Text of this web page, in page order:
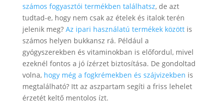
számos fogyasztói termékben találhatsz, de azt
tudtad-e, hogy nem csak az ételek és italok terén
jelenik meg? Az ipari használatú termékek közöttis
számos helyen bukkansz rá. Például a
gyógyszerekben és vitaminokban is előfordul, mivel
ezeknél fontos a jó ízérzet biztosítása. De gondoltad
volna, hogy még a fogkrémekben és szájvizekben is
megtalálható? Itt az aszpartam segíti a friss lehelet
érzetét keltő mentolos ízt.